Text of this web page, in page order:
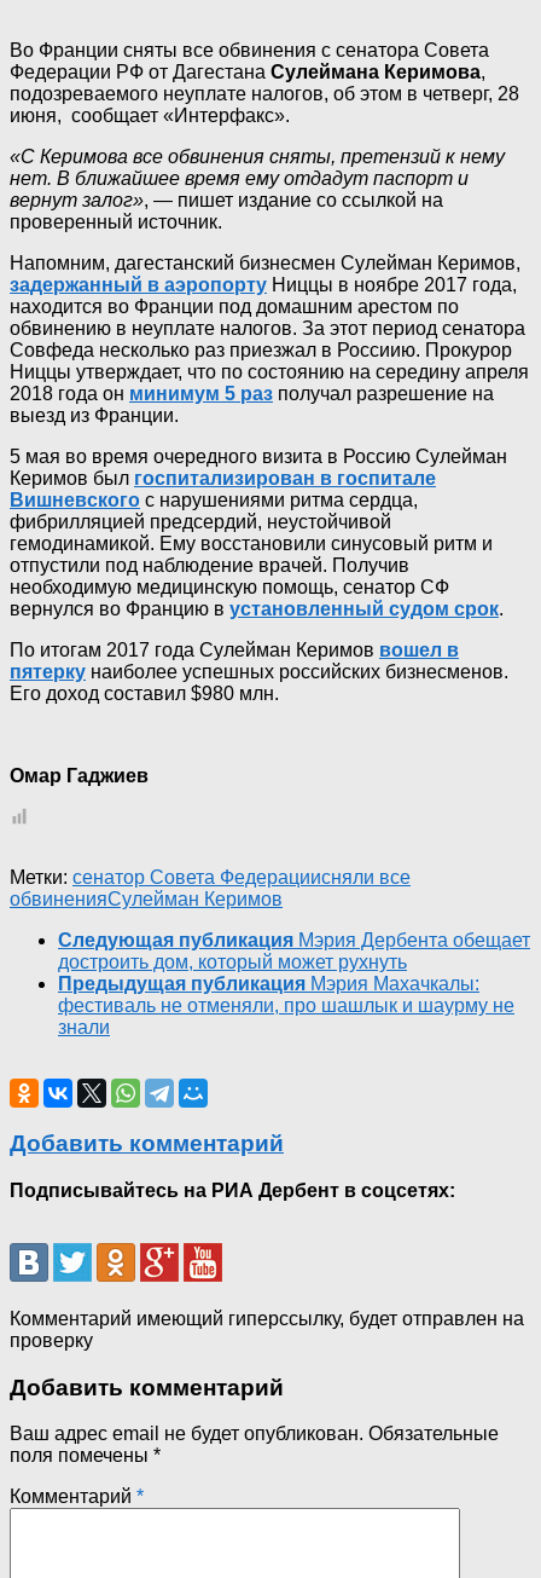
Во Франции сняты все обвинения с сенатора Совета
Федерации РФ от Дагестана Сулеймана Керимова,
подозреваемого неуплате налогов, об этом в четверг, 28
июня, сообщает «Интерфакс».
«С Керимова все обвинения сняты, претензий к нему
нет. В ближайшее время ему отдадут паспорт и
вернут залог», — пишет издание со ссылкой на
проверенный источник.
Напомним, дагестанский бизнесмен Сулейман Керимов,
задержанный в аэропорту Ниццы в ноябре 2017 года,
находится во Франции под домашним арестом по
обвинению в неуплате налогов. За этот период сенатора
Совфеда несколько раз приезжал в Россиию. Прокурор
Ниццы утверждает, что по состоянию на середину апреля
2018 года он минимум 5 раз получал разрешение на
выезд из Франции.
5 мая во время очередного визита в Россию Сулейман
Керимов был госпитализирован в госпитале
Вишневского с нарушениями ритма сердца,
фибрилляцией предсердий, неустойчивой
гемодинамикой. Ему восстановили синусовый ритм и
отпустили под наблюдение врачей. Получив
необходимую медицинскую помощь, сенатор СФ
вернулся во Францию в установленный судом срок.
По итогам 2017 года Сулейман Керимов вошел в
пятерку наиболее успешных российских бизнесменов.
Его доход составил $980 млн.
Омар Гаджиев
Метки: сенатор Совета Федерациисняли все
обвиненияСулейман Керимов
Следующая публикация Мэрия Дербента обещает
достроить дом, который может рухнуть
Предыдущая публикация Мэрия Махачкалы:
фестиваль не отменяли, про шашлык и шаурму не
знали
Добавить комментарий
Подписывайтесь на РИА Дербент в соцсетях:
Комментарий имеющий гиперссылку, будет отправлен на
проверку
Добавить комментарий
Ваш адрес email не будет опубликован. Обязательные
поля помечены *
Комментарий *